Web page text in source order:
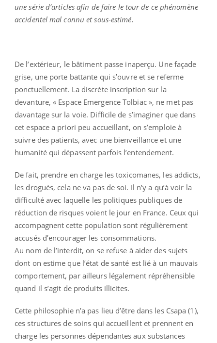
une série d’articles afin de faire le tour de ce phénomène
accidentel mal connu et sous-estimé.
De l’extérieur, le bâtiment passe inaperçu. Une façade
grise, une porte battante qui s’ouvre et se referme
ponctuellement. La discrète inscription sur la
devanture, « Espace Emergence Tolbiac », ne met pas
davantage sur la voie. Difficile de s’imaginer que dans
cet espace a priori peu accueillant, on s’emploie à
suivre des patients, avec une bienveillance et une
humanité qui dépassent parfois l’entendement.
De fait, prendre en charge les toxicomanes, les addicts,
les drogués, cela ne va pas de soi. Il n’y a qu’à voir la
difficulté avec laquelle les politiques publiques de
réduction de risques voient le jour en France. Ceux qui
accompagnent cette population sont régulièrement
accusés d’encourager les consommations.
Au nom de l’interdit, on se refuse à aider des sujets
dont on estime que l’état de santé est lié à un mauvais
comportement, par ailleurs légalement répréhensible
quand il s’agit de produits illicites.
Cette philosophie n’a pas lieu d’être dans les Csapa (1),
ces structures de soins qui accueillent et prennent en
charge les personnes dépendantes aux substances